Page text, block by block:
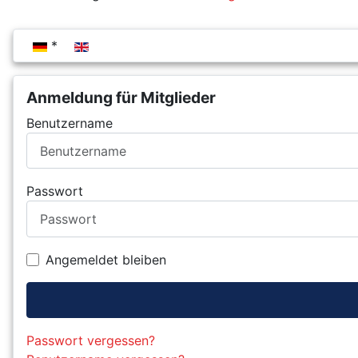
Sprache auswählen
Anmeldung für Mitglieder
Benutzername
Passwort
Angemeldet bleiben
Passwort vergessen?